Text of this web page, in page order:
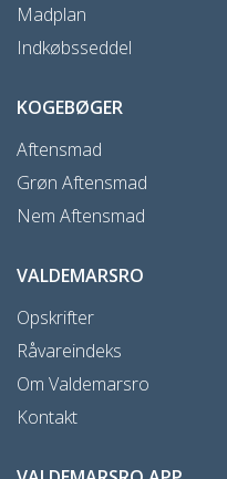
Madplan
Indkøbsseddel
KOGEBØGER
Aftensmad
Grøn Aftensmad
Nem Aftensmad
VALDEMARSRO
Opskrifter
Råvareindeks
Om Valdemarsro
Kontakt